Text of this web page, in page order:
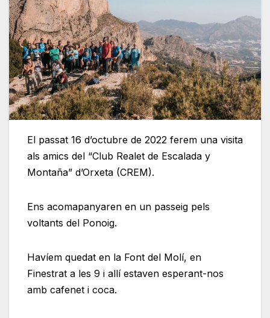
El passat 16 d’octubre de 2022 ferem una visita
als amics del “Club Realet de Escalada y
Montaña” d’Orxeta (CREM).
Ens acomapanyaren en un passeig pels
voltants del Ponoig.
Havíem quedat en la Font del Molí, en
Finestrat a les 9 i allí estaven esperant-nos
amb cafenet i coca.